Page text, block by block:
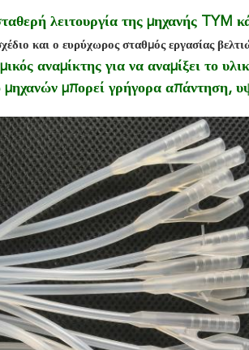
λειτουργία της μηχανής TYM
και ο ευρύχωρος σταθμός εργασίας
αναμίκτης για να αναμίξει το
μπορεί γρήγορα απάντηση,